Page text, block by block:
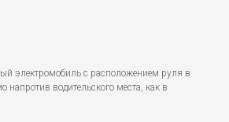
электромобиль с расположением руля в
напротив водительского места, как в